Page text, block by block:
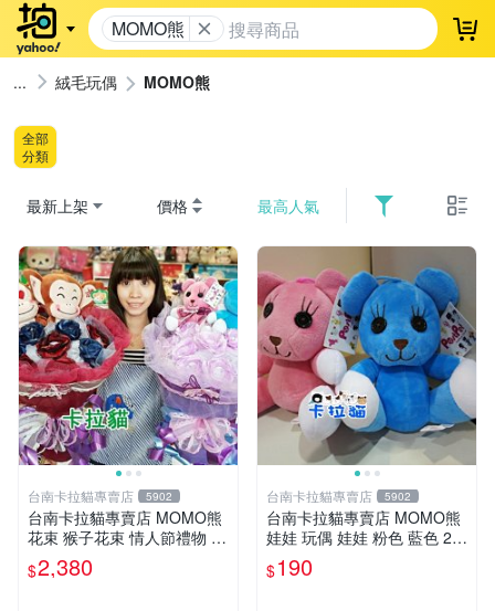
MOMO熊 登
絨毛玩偶 MOMO熊
全部
分類
最新上架 價格 最高人氣
台南卡拉貓專賣店 5902
台南卡拉貓專賣店 MOMO熊
花束 猴子花束 情人節禮物 二
選一 可繡字 可今天寄明天到
$2,380
台南卡拉貓專賣店 5902
台南卡拉貓專賣店 MOMO熊
娃娃 玩偶 娃娃 粉色 藍色 2色
分售
$190